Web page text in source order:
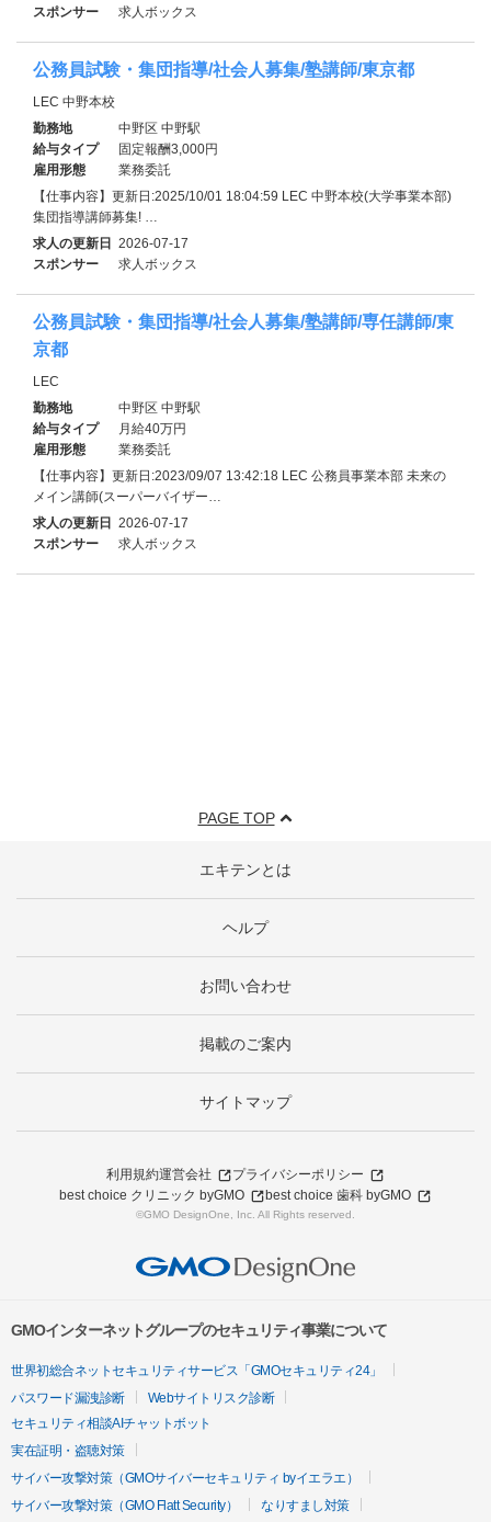
スポンサー
求人ボックス
公務員試験・集団指導/社会人募集/塾講師/東京都
LEC 中野本校
勤務地
中野区 中野駅
給与タイプ
固定報酬3,000円
雇用形態
業務委託
【仕事内容】更新日:2025/10/01 18:04:59 LEC 中野本校(大学事業本部)
集団指導講師募集! …
求人の更新日 2026-07-17
スポンサー
求人ボックス
公務員試験・集団指導/社会人募集/塾講師/専任講師/東
京都
LEC
勤務地
中野区 中野駅
給与タイプ
月給40万円
雇用形態
業務委託
【仕事内容】更新日:2023/09/07 13:42:18 LEC 公務員事業本部 未来の
メイン講師(スーパーバイザー…
求人の更新日 2026-07-17
スポンサー
求人ボックス
PAGE TOP
エキテンとは
ヘルプ
お問い合わせ
掲載のご案内
サイトマップ
利用規約運営会社
プライバシーポリシー
best choice クリニック byGMO
best choice 歯科 byGMO
©GMO DesignOne, Inc. All Rights reserved.
GMOインターネットグループのセキュリティ事業について
世界初総合ネットセキュリティサービス「GMOセキュリティ24」
パスワード漏洩診断
Webサイトリスク診断
セキュリティ相談AIチャットボット
実在証明・盗聴対策
サイバー攻撃対策（GMOサイバーセキュリティ byイエラエ）
サイバー攻撃対策（GMO Flatt Security）
なりすまし対策